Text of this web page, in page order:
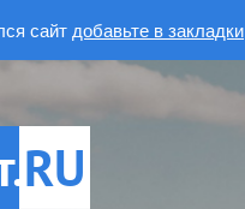
сайт добавьте в закладки
RU